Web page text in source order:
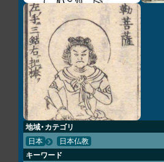
地域・カテゴリ
日本 日本仏教
キーワード